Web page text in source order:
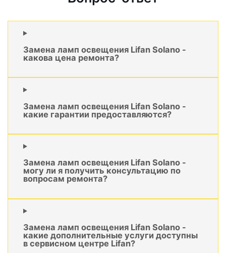
Замена ламп освещения Lifan Solano -
какова цена ремонта?
Замена ламп освещения Lifan Solano -
какие гарантии предоставляются?
Замена ламп освещения Lifan Solano -
могу ли я получить консультацию по
вопросам ремонта?
Замена ламп освещения Lifan Solano -
какие дополнительные услуги доступны
в сервисном центре Lifan?